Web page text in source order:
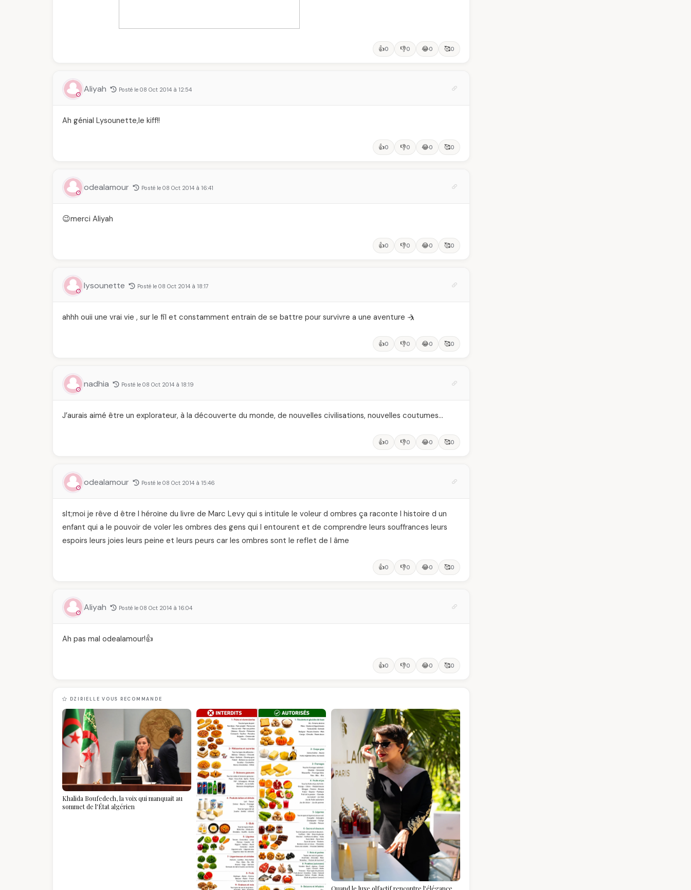
👍0 👎0 😂0 🥰0
Aliyah Posté le 08 Oct 2014 à 12:54
Ah génial Lysounette,le kiff!!
👍0 👎0 😂0 🥰0
odealamour Posté le 08 Oct 2014 à 16:41
😉merci Aliyah
👍0 👎0 😂0 🥰0
lysounette Posté le 08 Oct 2014 à 18:17
ahhh ouii une vrai vie , sur le fil et constamment entrain de se battre pour survivre a une aventure 🤺
👍0 👎0 😂0 🥰0
nadhia Posté le 08 Oct 2014 à 18:19
J’aurais aimé être un explorateur, à la découverte du monde, de nouvelles civilisations, nouvelles coutumes…
👍0 👎0 😂0 🥰0
odealamour Posté le 08 Oct 2014 à 15:46
slt;moi je rêve d être l héroïne du livre de Marc Levy qui s intitule le voleur d ombres ça raconte l histoire d un
enfant qui a le pouvoir de voler les ombres des gens qui l entourent et de comprendre leurs souffrances leurs
espoirs leurs joies leurs peine et leurs peurs car les ombres sont le reflet de l âme
👍0 👎0 😂0 🥰0
Aliyah Posté le 08 Oct 2014 à 16:04
Ah pas mal odealamour!👍
👍0 👎0 😂0 🥰0
DZIRIELLE VOUS RECOMMANDE
Khalida Boufedech, la voix qui manquait au
sommet de l'État algérien
Quand le luxe olfactif rencontre l’élégance